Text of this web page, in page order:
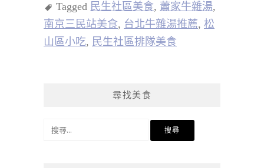
Tagged 民生社區美食, 蕭家牛雜湯,
南京三民站美食, 台北牛雜湯推薦, 松
山區小吃, 民生社區排隊美食
尋找美食